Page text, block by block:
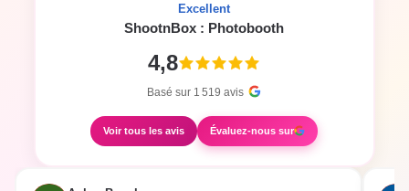
Excellent
ShootnBox : Photobooth
4,8
Basé sur 1 519 avis
Voir tous les avis Évaluez-nous sur